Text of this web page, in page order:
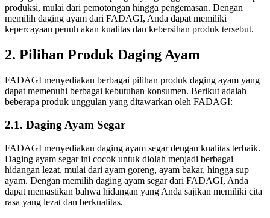
produksi, mulai dari pemotongan hingga pengemasan. Dengan
memilih daging ayam dari FADAGI, Anda dapat memiliki
kepercayaan penuh akan kualitas dan kebersihan produk tersebut.
2. Pilihan Produk Daging Ayam
FADAGI menyediakan berbagai pilihan produk daging ayam yang
dapat memenuhi berbagai kebutuhan konsumen. Berikut adalah
beberapa produk unggulan yang ditawarkan oleh FADAGI:
2.1. Daging Ayam Segar
FADAGI menyediakan daging ayam segar dengan kualitas terbaik.
Daging ayam segar ini cocok untuk diolah menjadi berbagai
hidangan lezat, mulai dari ayam goreng, ayam bakar, hingga sup
ayam. Dengan memilih daging ayam segar dari FADAGI, Anda
dapat memastikan bahwa hidangan yang Anda sajikan memiliki cita
rasa yang lezat dan berkualitas.